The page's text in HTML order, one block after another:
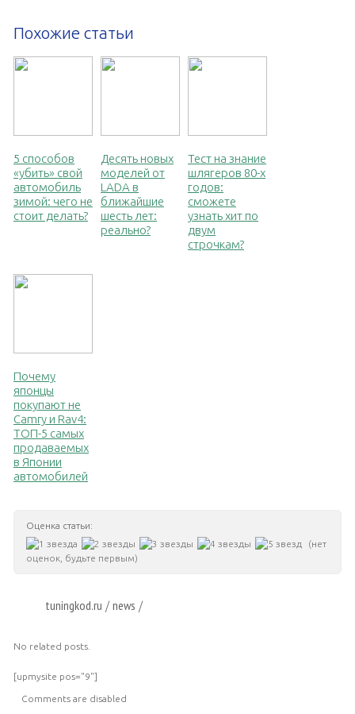
Похожие статьи
5 способов
«убить» свой
автомобиль
зимой: чего не
стоит делать?
Десять новых
моделей от
LADA в
ближайшие
шесть лет:
реально?
Тест на знание
шлягеров 80-х
годов:
сможете
узнать хит по
двум
строчкам?
Почему
японцы
покупают не
Camry и Rav4:
ТОП-5 самых
продаваемых
в Японии
автомобилей
Оценка статьи:
(нет
оценок, будьте первым)
tuningkod.ru / news /
No related posts.
[upmysite pos="9"]
Comments are disabled